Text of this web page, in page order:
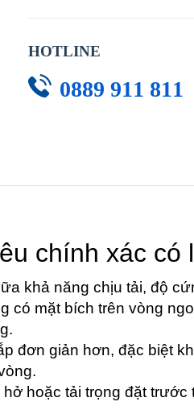
HOTLINE
0889 911 811
chính xác có
khả năng chịu tải, độ
có mặt bích trên vòng
đơn giản hơn, đặc biệt
hoặc tải trọng đặt trước